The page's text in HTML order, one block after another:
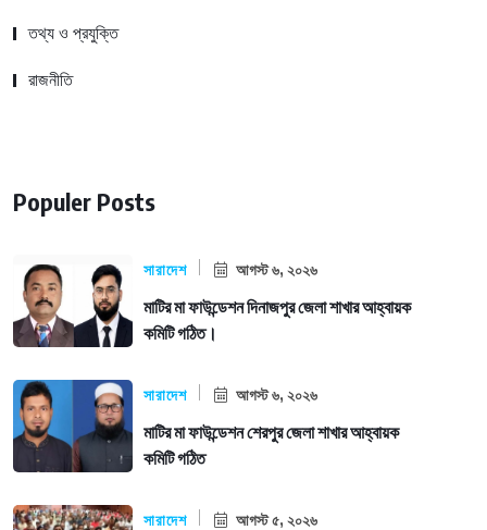
তথ্য ও প্রযুক্তি
রাজনীতি
Populer Posts
সারাদেশ আগস্ট ৬, ২০২৬
মাটির মা ফাউন্ডেশন দিনাজপুর জেলা শাখার আহ্বায়ক
কমিটি গঠিত।
সারাদেশ আগস্ট ৬, ২০২৬
মাটির মা ফাউন্ডেশন শেরপুর জেলা শাখার আহ্বায়ক
কমিটি গঠিত
সারাদেশ আগস্ট ৫, ২০২৬